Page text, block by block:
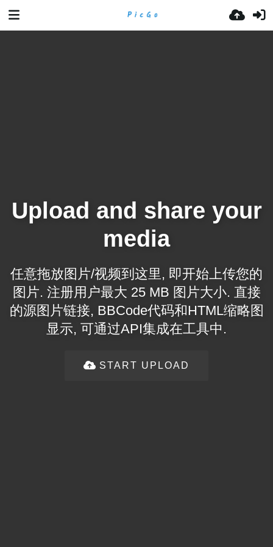
Upload and share your
media
任意拖放图片/视频到这里, 即开始上传您的
图片. 注册用户最大 25 MB 图片大小. 直接
的源图片链接, BBCode代码和HTML缩略图
显示, 可通过API集成在工具中.
START UPLOAD